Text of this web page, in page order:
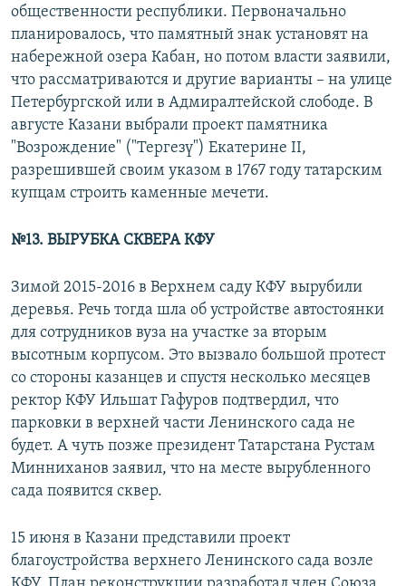
общественности республики. Первоначально
планировалось, что памятный знак установят на
набережной озера Кабан, но потом власти заявили,
что рассматриваются и другие варианты – на улице
Петербургской или в Адмиралтейской слободе. В
августе Казани выбрали проект памятника
"Возрождение" ("Тергезү") Екатерине II,
разрешившей своим указом в 1767 году татарским
купцам строить каменные мечети.
№13. ВЫРУБКА СКВЕРА КФУ
Зимой 2015-2016 в Верхнем саду КФУ вырубили
деревья. Речь тогда шла об устройстве автостоянки
для сотрудников вуза на участке за вторым
высотным корпусом. Это вызвало большой протест
со стороны казанцев и спустя несколько месяцев
ректор КФУ Ильшат Гафуров подтвердил, что
парковки в верхней части Ленинского сада не
будет. А чуть позже президент Татарстана Рустам
Минниханов заявил, что на месте вырубленного
сада появится сквер.
15 июня в Казани представили проект
благоустройства верхнего Ленинского сада возле